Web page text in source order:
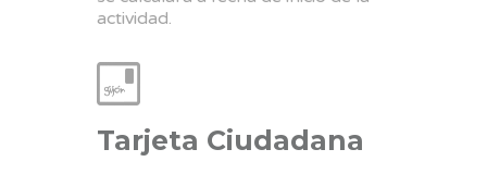
actividad.
Tarjeta Ciudadana